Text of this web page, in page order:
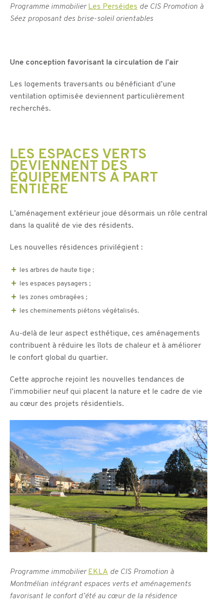
Programme immobilier Les Perséides de CIS Promotion à
Séez proposant des brise-soleil orientables
Une conception favorisant la circulation de l’air
Les logements traversants ou bénéficiant d’une
ventilation optimisée deviennent particulièrement
recherchés.
LES ESPACES VERTS
DEVIENNENT DES
ÉQUIPEMENTS À PART
ENTIÈRE
L’aménagement extérieur joue désormais un rôle central
dans la qualité de vie des résidents.
Les nouvelles résidences privilégient :
les arbres de haute tige ;
les espaces paysagers ;
les zones ombragées ;
les cheminements piétons végétalisés.
Au-delà de leur aspect esthétique, ces aménagements
contribuent à réduire les îlots de chaleur et à améliorer
le confort global du quartier.
Cette approche rejoint les nouvelles tendances de
l’immobilier neuf qui placent la nature et le cadre de vie
au cœur des projets résidentiels.
Programme immobilier EKLA de CIS Promotion à
Montmélian intégrant espaces verts et aménagements
favorisant le confort d’été au cœur de la résidence